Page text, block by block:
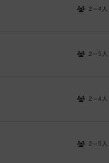
2～4人
2～5人
2～4人
2～5人